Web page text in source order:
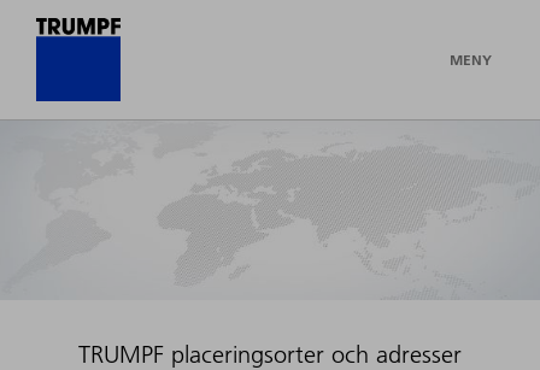
MENY
TRUMPF placeringsorter och adresser